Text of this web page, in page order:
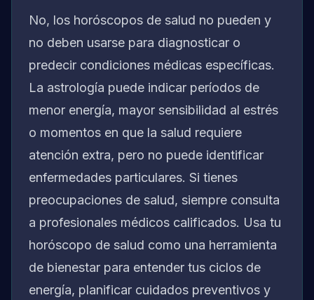
No, los horóscopos de salud no pueden y
no deben usarse para diagnosticar o
predecir condiciones médicas específicas.
La astrología puede indicar períodos de
menor energía, mayor sensibilidad al estrés
o momentos en que la salud requiere
atención extra, pero no puede identificar
enfermedades particulares. Si tienes
preocupaciones de salud, siempre consulta
a profesionales médicos calificados. Usa tu
horóscopo de salud como una herramienta
de bienestar para entender tus ciclos de
energía, planificar cuidados preventivos y